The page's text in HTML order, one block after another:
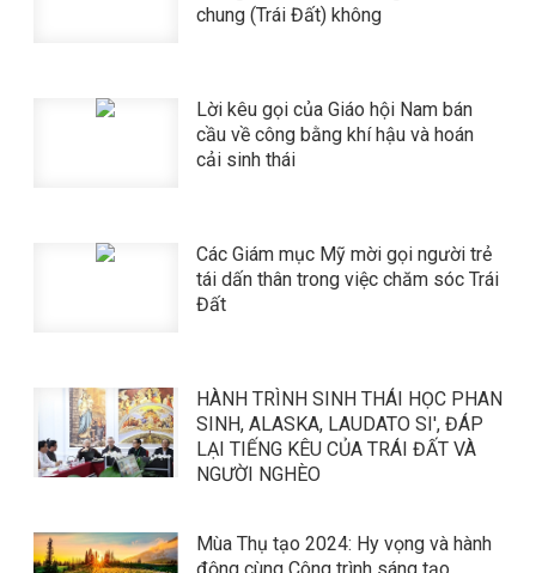
chung (Trái Đất) không
Lời kêu gọi của Giáo hội Nam bán
cầu về công bằng khí hậu và hoán
cải sinh thái
Các Giám mục Mỹ mời gọi người trẻ
tái dấn thân trong việc chăm sóc Trái
Đất
HÀNH TRÌNH SINH THÁI HỌC PHAN
SINH, ALASKA, LAUDATO SI', ĐÁP
LẠI TIẾNG KÊU CỦA TRÁI ĐẤT VÀ
NGƯỜI NGHÈO
Mùa Thụ tạo 2024: Hy vọng và hành